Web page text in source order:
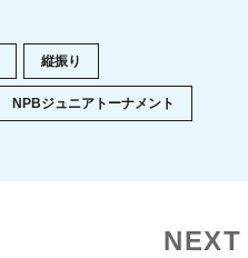
縦振り
NPBジュニアトーナメント
NEXT